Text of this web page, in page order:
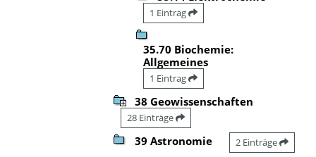
1 Eintrag
35.70 Biochemie:
Allgemeines
1 Eintrag
38 Geowissenschaften
28 Einträge
39 Astronomie 2 Einträge